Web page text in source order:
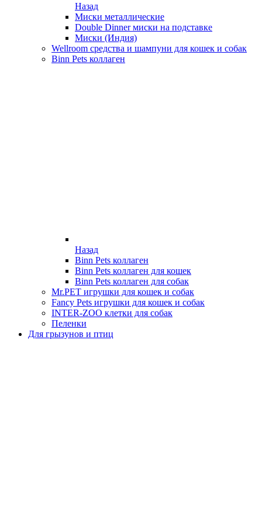
Назад
Миски металлические
Double Dinner миски на подставке
Миски (Индия)
Wellroom средства и шампуни для кошек и собак
Binn Pets коллаген
Назад
Binn Pets коллаген
Binn Pets коллаген для кошек
Binn Pets коллаген для собак
Mr.PET игрушки для кошек и собак
Fancy Pets игрушки для кошек и собак
INTER-ZOO клетки для собак
Пеленки
Для грызунов и птиц